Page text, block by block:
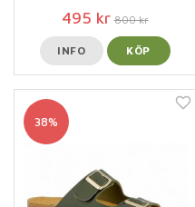
495 kr 800 kr
INFO KÖP
38%